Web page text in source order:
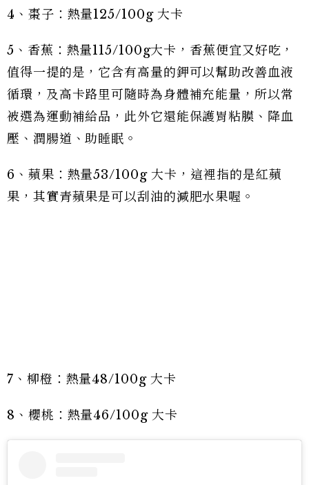
4、棗子：熱量125/100g 大卡
5、香蕉：熱量115/100g大卡，香蕉便宜又好吃，
值得一提的是，它含有高量的鉀可以幫助改善血液
循環，及高卡路里可隨時為身體補充能量，所以常
被選為運動補給品，此外它還能保護胃粘膜、降血
壓、潤腸道、助睡眠。
6、蘋果：熱量53/100g 大卡，這裡指的是紅蘋
果，其實青蘋果是可以刮油的減肥水果喔。
7、柳橙：熱量48/100g 大卡
8、櫻桃：熱量46/100g 大卡